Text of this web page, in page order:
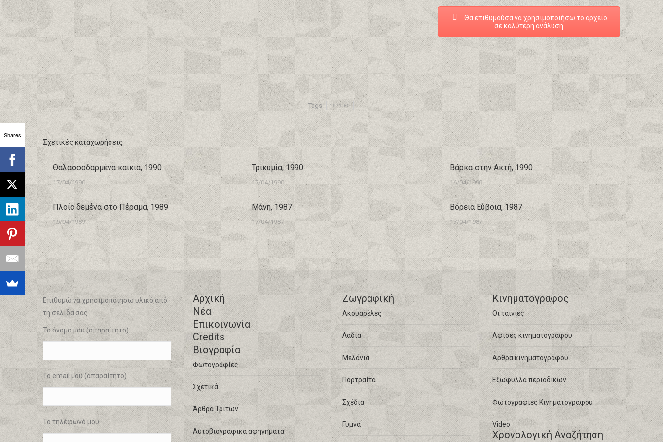
Θα επιθυμούσα να χρησιμοποιήσω το αρχείο
σε καλύτερη ανάλυση
Tags: 1971-80
Σχετικές καταχωρήσεις
Θαλασσοδαρμένα καικια, 1990
17/04/1990
Τρικυμία, 1990
17/04/1990
Βάρκα στην Ακτή, 1990
16/04/1990
Πλοία δεμένα στο Πέραμα, 1989
16/04/1989
Μάνη, 1987
17/04/1987
Βόρεια Εύβοια, 1987
17/04/1987
Επιθυμώ να χρησιμοποιησω υλικό από
τη σελίδα σας
Το όνομά μου (απαραίτητο)
Το email μου (απαραίτητο)
Το τηλέφωνό μου
Αρχική
Νέα
Επικοινωνία
Credits
Βιογραφία
Φωτογραφίες
Σχετικά
Άρθρα Τρίτων
Αυτοβιογραφικα αφηγηματα
Ζωγραφική
Ακουαρέλες
Λάδια
Μελάνια
Πορτραίτα
Σχέδια
Γυμνά
Κινηματογραφος
Οι ταινίες
Αφισες κινηματογραφου
Αρθρα κινηματογραφου
Εξωφυλλα περιοδικων
Φωτογραφιες Κινηματογραφου
Video
Χρονολογική Αναζήτηση
Shares